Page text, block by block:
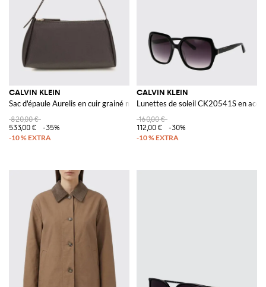
CALVIN KLEIN
Sac d'épaule Aurelis en cuir grainé naturel
820,00 €
533,00 €
-35%
CALVIN KLEIN
Lunettes de soleil CK20541S en
160,00 €
112,00 €
-30%